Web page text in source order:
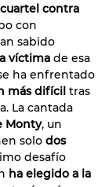
contra
con
sabido
víctima de esa
ha enfrentado
más difícil tras
La cantada
Monty, un
solo dos
desafío
ha elegido a la